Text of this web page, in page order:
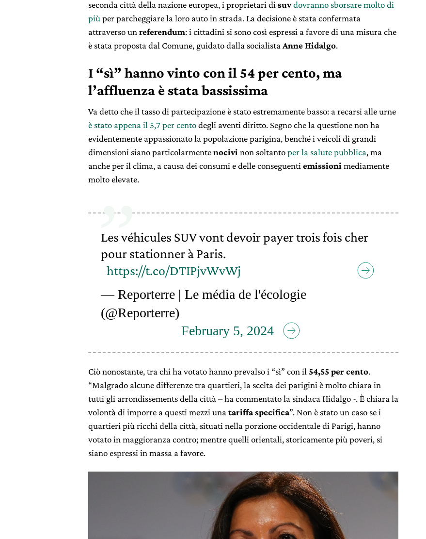
seconda città della nazione europea, i proprietari di suvdovranno sborsare molto di
più per parcheggiare la loro auto in strada. La decisione è stata confermata
attraverso un referendum: i cittadini si sono così espressi a favore di una misura che
è stata proposta dal Comune, guidato dalla socialista Anne Hidalgo.
I “sì” hanno vinto con il 54 per cento, ma
l’affluenza è stata bassissima
Va detto che il tasso di partecipazione è stato estremamente basso: a recarsi alle urne
è stato appena il 5,7 per centodegli aventi diritto. Segno che la questione non ha
evidentemente appassionato la popolazione parigina, benché i veicoli di grandi
dimensioni siano particolarmentenocivi non soltantoper la salute pubblica, ma
anche per il clima, a causa dei consumi e delle conseguenti emissioni mediamente
molto elevate.
Les véhicules SUV vont devoir payer trois fois cher
pour stationner à Paris.
https://t.co/DTIPjvWvWj
— Reporterre | Le média de l'écologie
(@Reporterre)
February 5, 2024
Ciò nonostante, tra chi ha votato hanno prevalso i “sì” con il 54,55 per cento.
“Malgrado alcune differenze tra quartieri, la scelta dei parigini è molto chiara in
tutti gli arrondissements della città – ha commentato la sindaca Hidalgo -. È chiara la
volontà di imporre a questi mezzi una tariffa specifica”. Non è stato un caso se i
quartieri più ricchi della città, situati nella porzione occidentale di Parigi, hanno
votato in maggioranza contro; mentre quelli orientali, storicamente più poveri, si
siano espressi in massa a favore.